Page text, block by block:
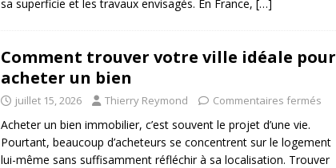
sa superficie et les travaux envisagés. En France, […]
Comment trouver votre ville idéale pour
acheter un bien
juillet 15, 2026 Thierry Reymond Commentaires fermés
Acheter un bien immobilier, c’est souvent le projet d’une vie.
Pourtant, beaucoup d’acheteurs se concentrent sur le logement
lui-même sans suffisamment réfléchir à sa localisation. Trouver